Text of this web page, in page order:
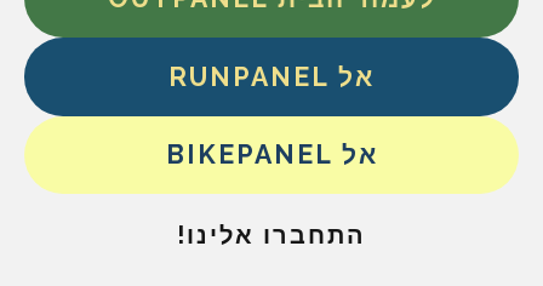
אל RUNPANEL
אל BIKEPANEL
התחברו אלינו!